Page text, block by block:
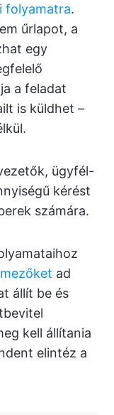
folyamatra.
űrlapot, a
egy
a feladat
is küldhet –
ügyfél-
kérést
számára.
ad
állít be és
kell állítania
elintéz a